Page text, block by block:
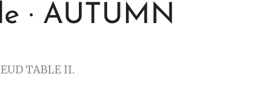
· AUTUMN
TABLE II.